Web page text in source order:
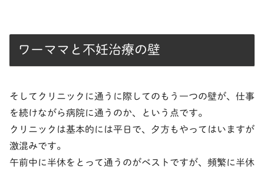
ワーママと不妊治療の壁
そしてクリニックに通うに際してのもう一つの壁が、仕事
を続けながら病院に通うのか、という点です。
クリニックは基本的には平日で、夕方もやってはいますが
激混みです。
午前中に半休をとって通うのがベストですが、頻繁に半休